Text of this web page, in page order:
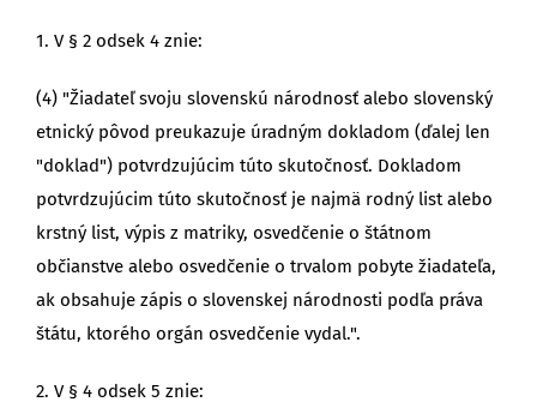
1. V § 2 odsek 4 znie:
(4) "Žiadateľ svoju slovenskú národnosť alebo slovenský
etnický pôvod preukazuje úradným dokladom (ďalej len
"doklad") potvrdzujúcim túto skutočnosť. Dokladom
potvrdzujúcim túto skutočnosť je najmä rodný list alebo
krstný list, výpis z matriky, osvedčenie o štátnom
občianstve alebo osvedčenie o trvalom pobyte žiadateľa,
ak obsahuje zápis o slovenskej národnosti podľa práva
štátu, ktorého orgán osvedčenie vydal.".
2. V § 4 odsek 5 znie: